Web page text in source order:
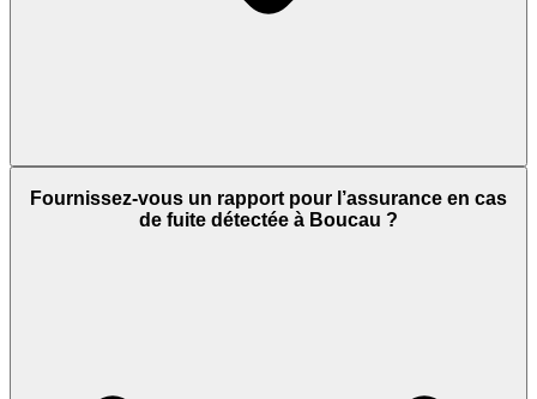
Fournissez-vous un rapport pour l’assurance en cas
de fuite détectée à Boucau ?